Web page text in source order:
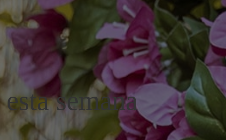
semana